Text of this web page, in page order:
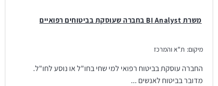
משרת BI Analyst בחברה שעוסקת בביטוחים רפואיים
מיקום: ת"א והמרכז
החברה עוסקת בביטוח רפואי למי שחי בחו"ל או נוסע לחו"ל.
מדובר בביטוח לאנשים ...